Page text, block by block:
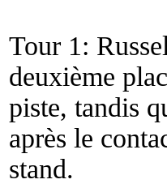
Tour 1:
deuxième
piste, tandis
après le
stand.